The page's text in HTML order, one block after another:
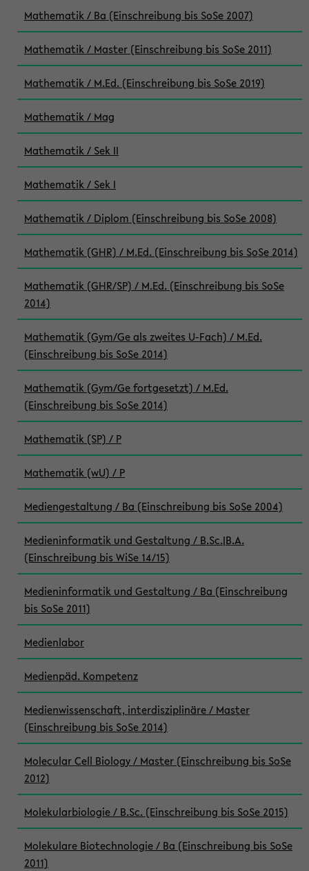
Mathematik / Ba (Einschreibung bis SoSe 2007)
Mathematik / Master (Einschreibung bis SoSe 2011)
Mathematik / M.Ed. (Einschreibung bis SoSe 2019)
Mathematik / Mag
Mathematik / Sek II
Mathematik / Sek I
Mathematik / Diplom (Einschreibung bis SoSe 2008)
Mathematik (GHR) / M.Ed. (Einschreibung bis SoSe 2014)
Mathematik (GHR/SP) / M.Ed. (Einschreibung bis SoSe
2014)
Mathematik (Gym/Ge als zweites U-Fach) / M.Ed.
(Einschreibung bis SoSe 2014)
Mathematik (Gym/Ge fortgesetzt) / M.Ed.
(Einschreibung bis SoSe 2014)
Mathematik (SP) / P
Mathematik (wU) / P
Mediengestaltung / Ba (Einschreibung bis SoSe 2004)
Medieninformatik und Gestaltung / B.Sc.|B.A.
(Einschreibung bis WiSe 14/15)
Medieninformatik und Gestaltung / Ba (Einschreibung
bis SoSe 2011)
Medienlabor
Medienpäd. Kompetenz
Medienwissenschaft, interdisziplinäre / Master
(Einschreibung bis SoSe 2014)
Molecular Cell Biology / Master (Einschreibung bis SoSe
2012)
Molekularbiologie / B.Sc. (Einschreibung bis SoSe 2015)
Molekulare Biotechnologie / Ba (Einschreibung bis SoSe
2011)